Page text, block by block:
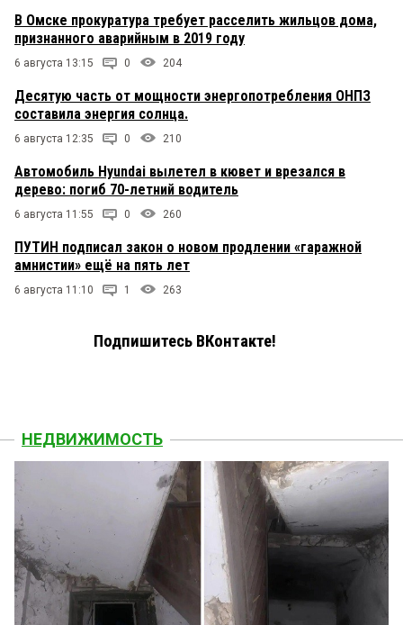
В Омске прокуратура требует расселить жильцов дома,
признанного аварийным в 2019 году
6 августа 13:15 0 204
Десятую часть от мощности энергопотребления ОНПЗ
составила энергия солнца.
6 августа 12:35 0 210
Автомобиль Hyundai вылетел в кювет и врезался в
дерево: погиб 70-летний водитель
6 августа 11:55 0 260
ПУТИН подписал закон о новом продлении «гаражной
амнистии» ещё на пять лет
6 августа 11:10 1 263
Подпишитесь ВКонтакте!
НЕДВИЖИМОСТЬ